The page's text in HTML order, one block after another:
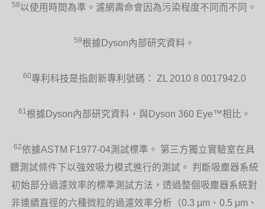
58以使用時間為準。濾網壽命會因為污染程度不同而不同。
59根據Dyson內部研究資料。
60專利科技是指創新專利號碼： ZL 2010 8 0017942.0
61 根據Dyson內部研究資料，與Dyson 360 Eye™相比。
62依據ASTM F1977-04測試標準。 第三方獨立實驗室在具
體測試條件下以強效吸力模式進行的測試。 判斷吸塵器系統
初始部分過濾效率的標準測試方法，透過整個吸塵器系統對
非連續直徑的六種微粒的過濾效率分析（0.3 μm、0.5 μm、